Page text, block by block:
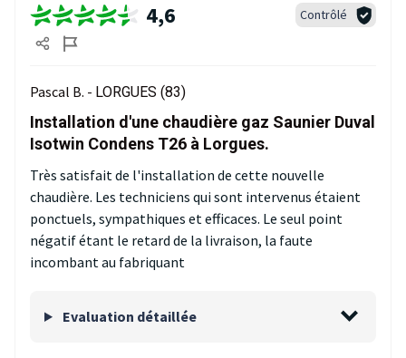
4,6 Contrôlé
Pascal B. - LORGUES (83)
Installation d'une chaudière gaz Saunier Duval
Isotwin Condens T26 à Lorgues.
Très satisfait de l'installation de cette nouvelle
chaudière. Les techniciens qui sont intervenus étaient
ponctuels, sympathiques et efficaces. Le seul point
négatif étant le retard de la livraison, la faute
incombant au fabriquant
Evaluation détaillée